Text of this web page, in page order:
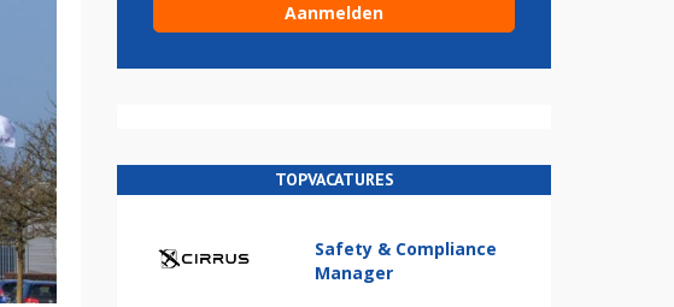
TOPVACATURES
Safety & Compliance
Manager